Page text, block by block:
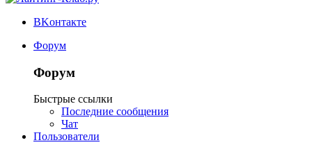
ВKонтакте
Форум
Форум
Быстрые ссылки
Последние сообщения
Чат
Пользователи